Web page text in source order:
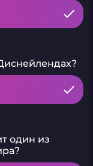
один из